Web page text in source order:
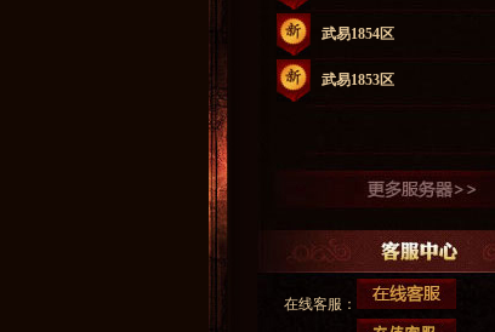
武易1854区
武易1853区
在线客服：